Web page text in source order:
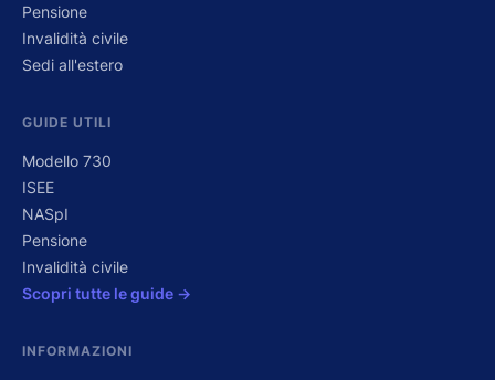
Pensione
Invalidità civile
Sedi all'estero
GUIDE UTILI
Modello 730
ISEE
NASpI
Pensione
Invalidità civile
Scopri tutte le guide →
INFORMAZIONI